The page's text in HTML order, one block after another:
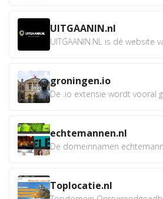
UITGAANIN.nl
groningen.io
echtemannen.nl
Toplocatie.nl